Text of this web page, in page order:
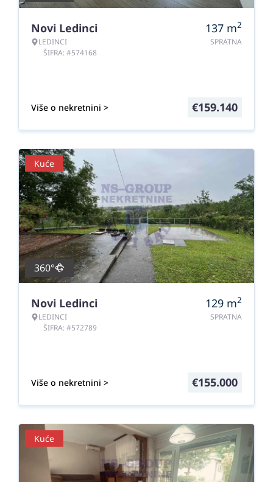
Novi Ledinci
LEDINCI
ŠIFRA: #574168
137 m2
SPRATNA
Više o nekretnini > €159.140
Kuće
360°
Novi Ledinci
LEDINCI
ŠIFRA: #572789
129 m2
SPRATNA
Više o nekretnini > €155.000
Kuće